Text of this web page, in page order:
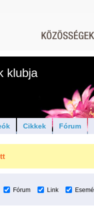
klubja
Cikkek Fórum
Fórum Link